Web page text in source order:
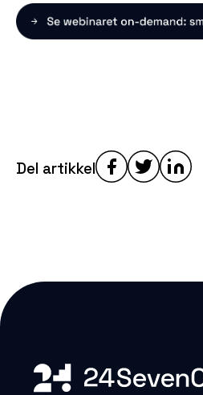
Del artikkel